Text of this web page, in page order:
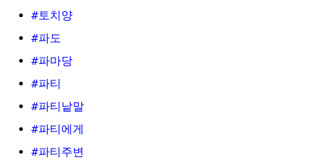
#토치양
#파도
#파마당
#파티
#파티낱말
#파티에게
#파티주변